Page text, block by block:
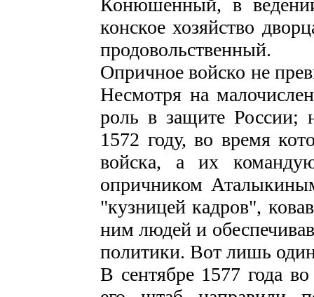
Конюшенный, в
конское хозяйство
продовольственный.
Опричное войско не
Несмотря на
роль в защите России;
1572 году, во время
войска, а их
опричником
"кузницей кадров",
ним людей и
политики. Вот лишь
В сентябре 1577 года